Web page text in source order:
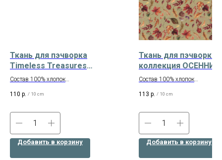
Ткань для пэчворка
Timeless Treasures
коллекция Swirl Texture
Состав 100% хлопок
Американский хлопок
110 р. / 10 cm
Добавить в корзину
Ткань для пэчворка
коллекция
Арт. ОБ-07
Состав 100% хлопок
Производство – Россия
113 р. / 10 cm
Добавить в корзину